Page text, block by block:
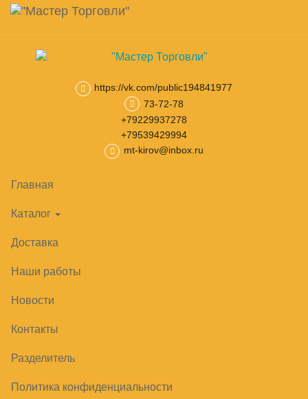
Skip
main
content
Навигация
https://vk.com/public194841977
73-72-78
+79229937278
+79539429994
mt-kirov@inbox.ru
Главная
Каталог
Доставка
Наши работы
Новости
Контакты
Разделитель
Политика конфиденциальности
Корзина
товар(ов)
Оборудование входной зоны
МЕТАЛЛИЧЕСКАЯ 20 Л С ДВУМЯ